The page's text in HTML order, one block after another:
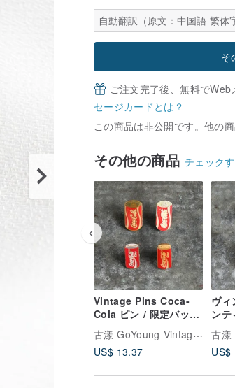
自動翻訳（原文：中国語-繁体
そ
ご注文完了後、無料で
セージカードとは？
この商品は非公開です。他の
その他の商品 チェック
Vintage Pins Coca-
Cola ピン / 限定バッ
ジ、コカ・コーラ、
Cocacola
古漾 GoYoung Vintage古着
US$ 13.37
ヴィ
ンテ
エ
ア
ム
US$